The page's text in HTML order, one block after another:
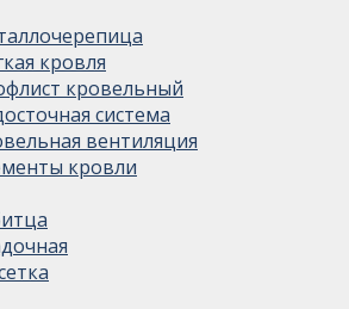
кровля
кровельный
система
вентиляция
кровли